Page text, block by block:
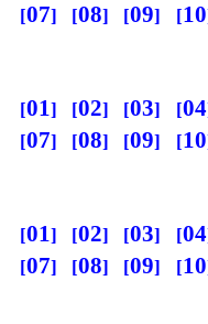
07
08 09 10
01 02 03 04
07
08 09 10
01 02 03 04
07
08 09 10